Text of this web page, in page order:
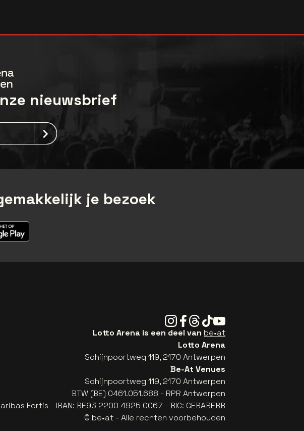
nieuwsbrief
je bezoek
Instagram
Facebook
Threads
TiktokYoutube
Lotto Arena is een deel van be•at
Lotto Arena
Schijnpoortweg 119, 2170 Antwerpen
Be-At Venues
Schijnpoortweg 119, 2170 Antwerpen
BTW (BE) 0461.051.688 - RPR Antwerpen
Fortis - IBAN: BE93 2200 4925 0067 - BIC: GEBABEBB
© be•at - Alle rechten voorbehouden